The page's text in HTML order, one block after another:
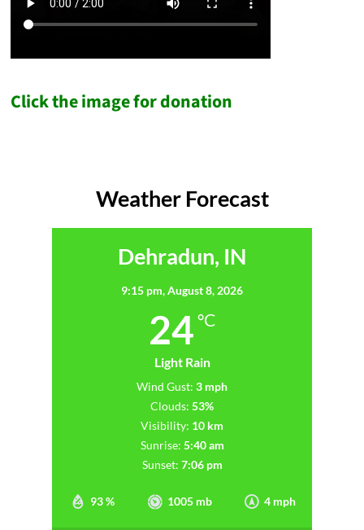
Click the image for donation
Weather Forecast
Dehradun, IN
9:15 pm,August 8, 2026
24 °C
Light Rain
93 % 1005 mb 4 mph
Wind Gust: 3 mph
Clouds: 53%
Visibility: 10 km
Sunrise: 5:40 am
Sunset: 7:06 pm